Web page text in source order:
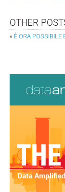
OTHER
« È ORA POSSIBILE